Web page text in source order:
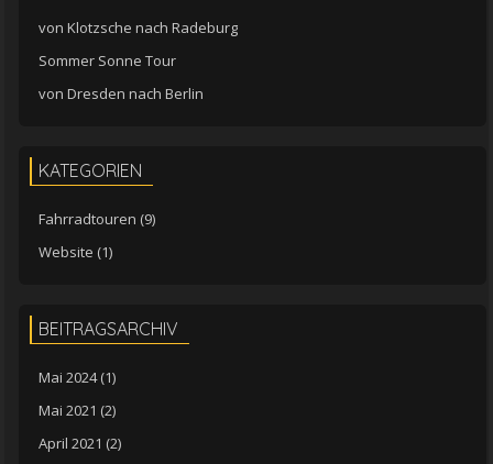
von Klotzsche nach Radeburg
Sommer Sonne Tour
von Dresden nach Berlin
KATEGORIEN
Fahrradtouren (9)
Website (1)
BEITRAGSARCHIV
Mai 2024(1)
Mai 2021 (2)
April 2021 (2)